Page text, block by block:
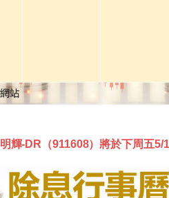
明輝-DR（911608）將於下周五5/